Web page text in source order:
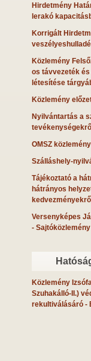
Hirdetmény
lerakó
Korrigált
Közlemény
os távvezeték
létesítése
Közlemény
Nyilvántartás a
OMSZ
Szálláshely-
Tájékoztató a
hátrányos
Versenyképes
- Sajtóközlemény
Közlemény
Szuhakálló-II.)
rekultiválásáró -